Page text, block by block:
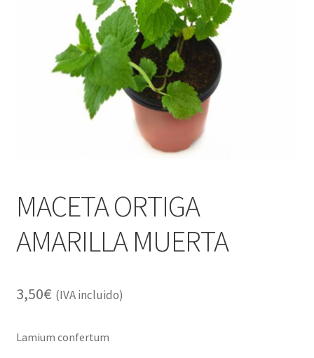
Apiterapia y productos de la colmena
Comida Mascotas sin Cereales
MACETA ORTIGA
AMARILLA MUERTA
3,50€ (IVA incluido)
Lamium confertum